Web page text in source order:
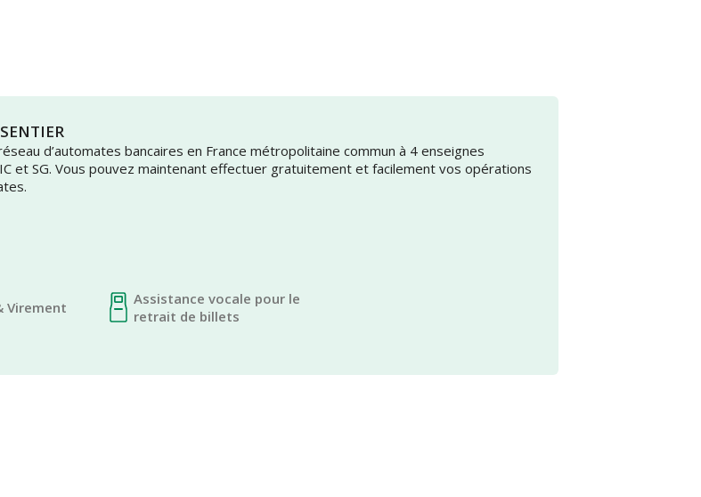
d’automates bancaires en France métropolitaine commun à 4 enseignes
et SG. Vous pouvez maintenant effectuer gratuitement et facilement vos opérations
Virement
Assistance vocale pour le
retrait de billets